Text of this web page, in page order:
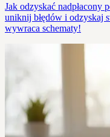
Jak odzyskać nadpłacony
uniknij błędów i odzyskaj
wywraca schematy!